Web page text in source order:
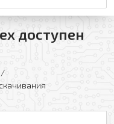
доступен